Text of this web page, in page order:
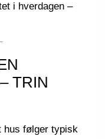
i hverdagen –
TRIN
hus følger typisk